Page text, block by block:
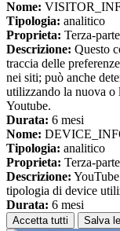
Nome:
Tipologia: analitico
Proprieta: Terza-parte
Descrizione: Questo
traccia delle
nei siti; può anche
utilizzando la nuova o
Youtube.
Durata: 6 mesi
Nome:
Tipologia: analitico
Proprieta: Terza-parte
Descrizione:
tipologia di device
Durata: 6 mesi
Accetta tutti Salva